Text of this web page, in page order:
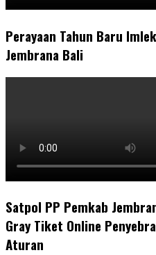
Perayaan Tahun Baru
Jembrana Bali
Satpol PP Pemkab
Gray Tiket Online
Aturan